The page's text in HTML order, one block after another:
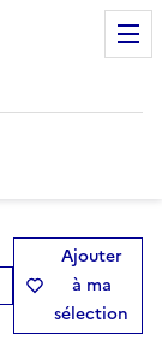
Ajouter
à ma
sélection